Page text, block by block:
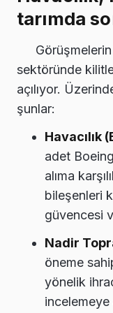
tarımda
sektöründe
açılıyor.
şunlar:
Havacılık
adet
alıma
bileşenleri
güvencesi
Nadir
öneme
yönelik
incelemeye